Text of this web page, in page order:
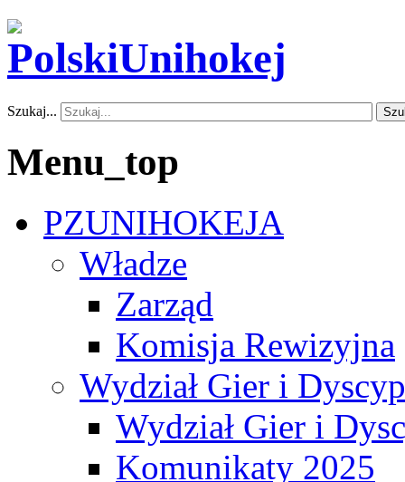
Szukaj...
Menu_top
PZUNIHOKEJA
Władze
Zarząd
Komisja Rewizyjna
Wydział Gier i
Wydział Gier i
Komunikaty 2025